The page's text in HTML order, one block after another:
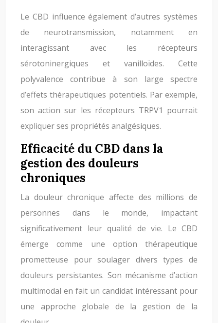
Le CBD influence également d’autres systèmes
de neurotransmission, notamment en
interagissant avec les récepteurs
sérotoninergiques et vanilloïdes. Cette
polyvalence contribue à son large spectre
d’effets thérapeutiques potentiels. Par exemple,
son action sur les récepteurs TRPV1 pourrait
expliquer ses propriétés analgésiques.
Efficacité du CBD dans la
gestion des douleurs
chroniques
La douleur chronique affecte des millions de
personnes dans le monde, impactant
significativement leur qualité de vie. Le CBD
émerge comme une option thérapeutique
prometteuse pour soulager divers types de
douleurs persistantes. Son mécanisme d’action
multimodal en fait un candidat intéressant pour
une approche globale de la gestion de la